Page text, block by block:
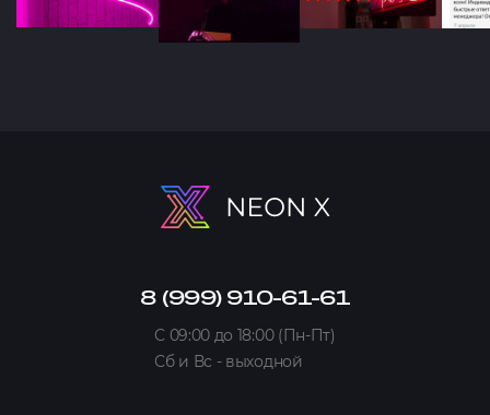
8 (999) 910-61-61
C 09:00 до 18:00 (Пн-Пт)
Сб и Вс - выходной